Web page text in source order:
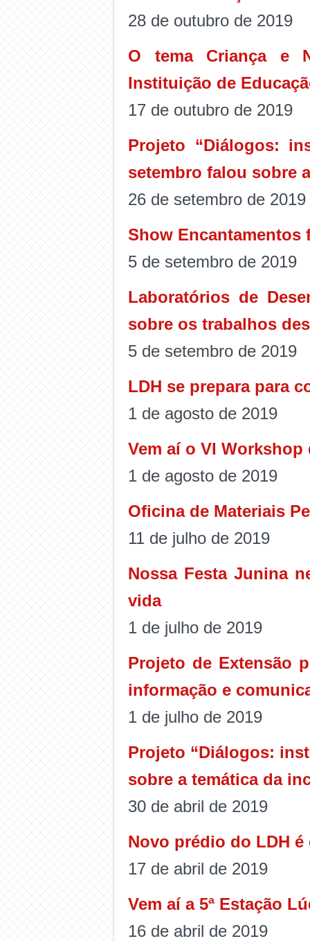
28 de outubro de 2019
O tema Criança e
Instituição de
17 de outubro de 2019
Projeto “Diálogos:
setembro falou sobre
26 de setembro de 2019
Show Encantamentos
5 de setembro de 2019
Laboratórios de
sobre os trabalhos
5 de setembro de 2019
LDH se prepara para
1 de agosto de 2019
Vem aí o VI Workshop
1 de agosto de 2019
Oficina de Materiais
11 de julho de 2019
Nossa Festa Junina
vida
1 de julho de 2019
Projeto de Extensão
informação e
1 de julho de 2019
Projeto “Diálogos:
sobre a temática da
30 de abril de 2019
Novo prédio do LDH
17 de abril de 2019
Vem aí a 5ª Estação
16 de abril de 2019